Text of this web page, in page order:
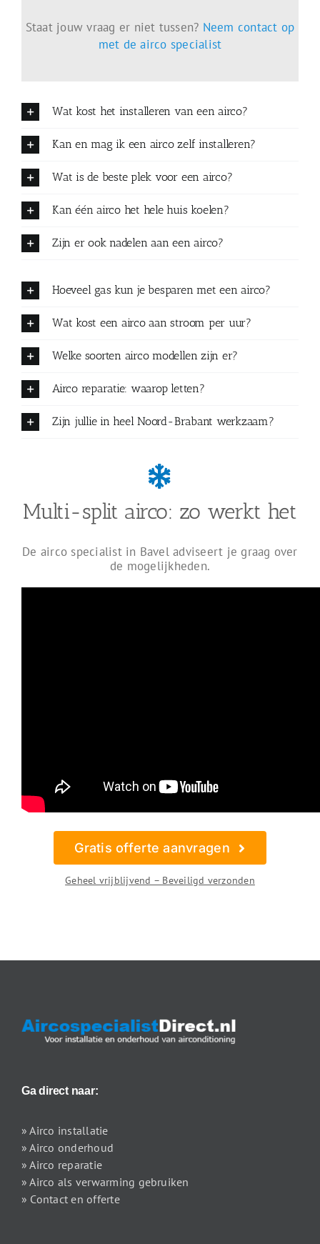
Staat jouw vraag er niet tussen? Neem contact op
met de airco specialist
Wat kost het installeren van een airco?
Kan en mag ik een airco zelf installeren?
Wat is de beste plek voor een airco?
Kan één airco het hele huis koelen?
Zijn er ook nadelen aan een airco?
Hoeveel gas kun je besparen met een airco?
Wat kost een airco aan stroom per uur?
Welke soorten airco modellen zijn er?
Airco reparatie: waarop letten?
Zijn jullie in heel Noord-Brabant werkzaam?
Multi-split airco: zo werkt het
De airco specialist in Bavel adviseert je graag over
de mogelijkheden.
Gratis offerte aanvragen
Geheel vrijblijvend – Beveiligd verzonden
Ga direct naar:
» Airco installatie
» Airco onderhoud
» Airco reparatie
» Airco als verwarming gebruiken
» Contact en offerte